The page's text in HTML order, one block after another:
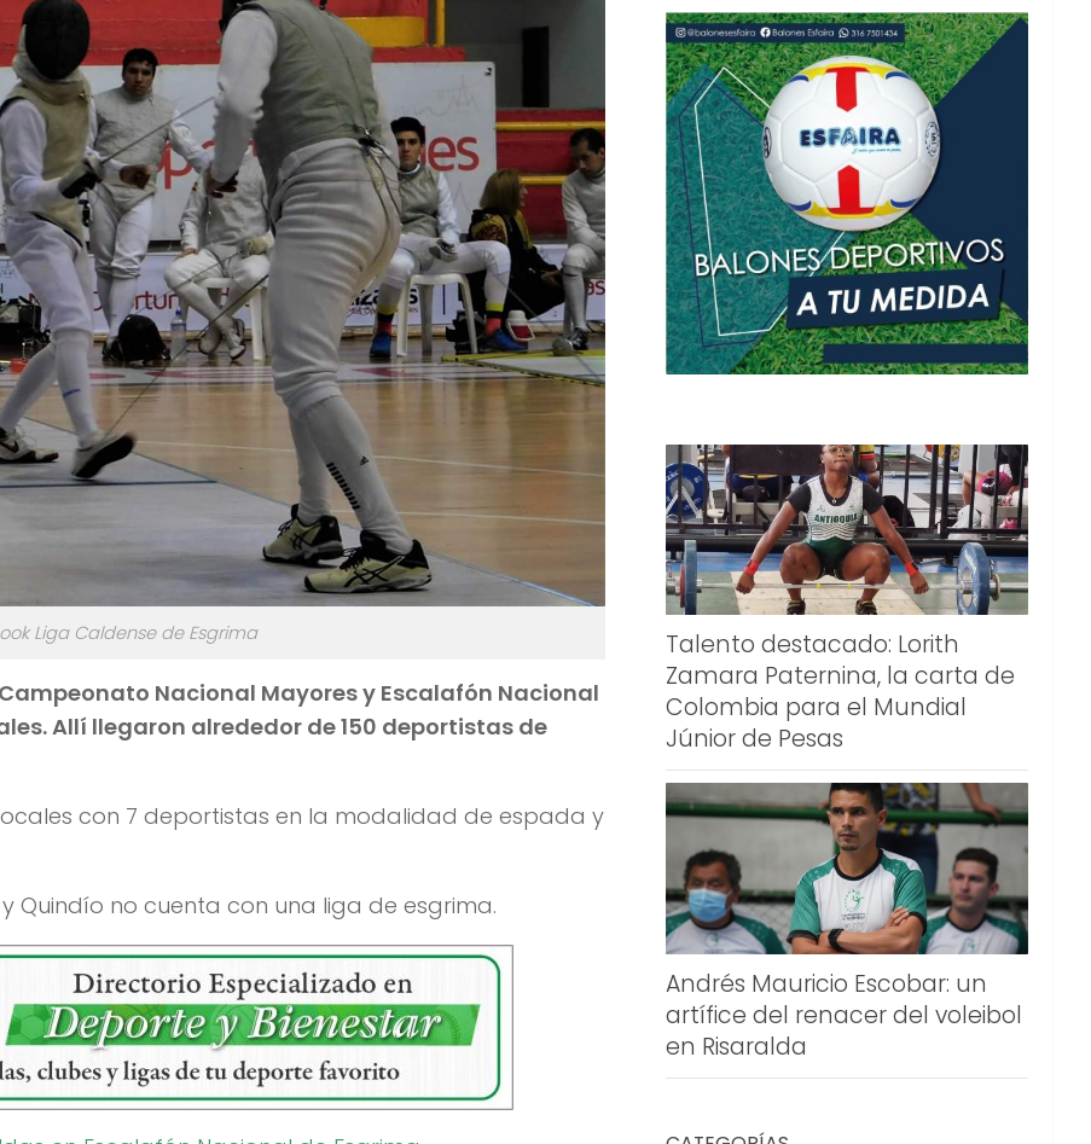
Liga Caldense de Esgrima
Nacional Mayores y Escalafón Nacional
Allí llegaron alrededor de 150 deportistas de
con 7 deportistas en la modalidad de espada y
Quindío no cuenta con una liga de esgrima.
Talento destacado: Lorith
Zamara Paternina, la carta de
Colombia para el Mundial
Júnior de Pesas
Andrés Mauricio Escobar: un
artífice del renacer del voleibol
en Risaralda